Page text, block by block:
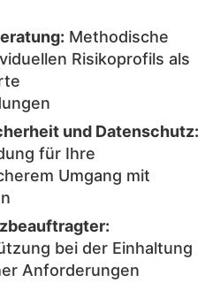
Methodische
Risikoprofils als
und Datenschutz:
für Ihre
Umgang mit
bei der Einhaltung
Anforderungen